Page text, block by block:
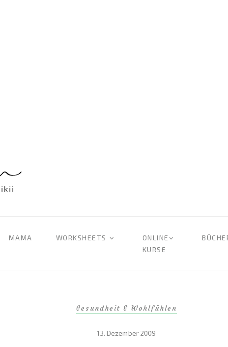
MAMA WORKSHEETS
ONLINE
KURSE
Gesundheit & Wohlfühlen
13. Dezember 2009